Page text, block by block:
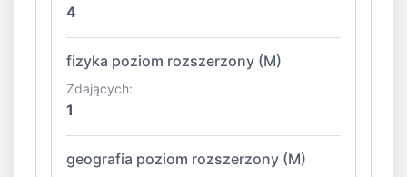
4
fizyka poziom rozszerzony (M)
Zdających:
1
geografia poziom rozszerzony (M)